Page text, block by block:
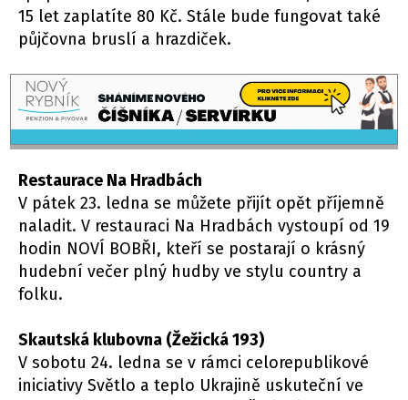
15 let zaplatíte 80 Kč. Stále bude fungovat také
půjčovna bruslí a hrazdiček.
Restaurace Na Hradbách
V pátek 23. ledna se můžete přijít opět příjemně
naladit. V restauraci Na Hradbách vystoupí od 19
hodin NOVÍ BOBŘI, kteří se postarají o krásný
hudební večer plný hudby ve stylu country a
folku.
Skautská klubovna (Žežická 193)
V sobotu 24. ledna se v rámci celorepublikové
iniciativy Světlo a teplo Ukrajině uskuteční ve